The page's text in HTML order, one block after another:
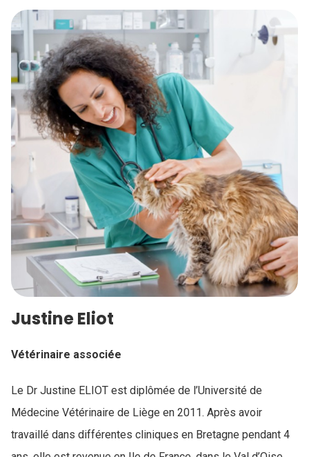
Justine Eliot
Vétérinaire associée
Le Dr Justine ELIOT est diplômée de l’Université de
Médecine Vétérinaire de Liège en 2011. Après avoir
travaillé dans différentes cliniques en Bretagne pendant 4